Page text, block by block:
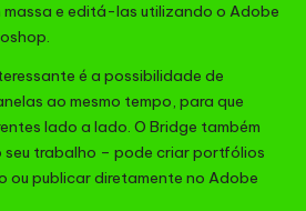
massa e editá-las utilizando o Adobe
é a possibilidade de
ao mesmo tempo, para que
lado a lado. O Bridge também
trabalho – pode criar portfólios
ou publicar diretamente no Adobe